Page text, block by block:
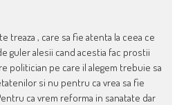
treaza , care sa fie atenta la ceea ce
guler alesii cand acestia fac prostii
politician pe care il alegem trebuie sa
si nu pentru ca vrea sa fie
ca vrem reforma in sanatate dar